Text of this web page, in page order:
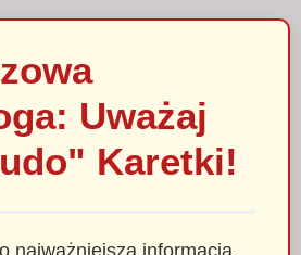
Uważaj
Karetki!
najważniejsza informacja